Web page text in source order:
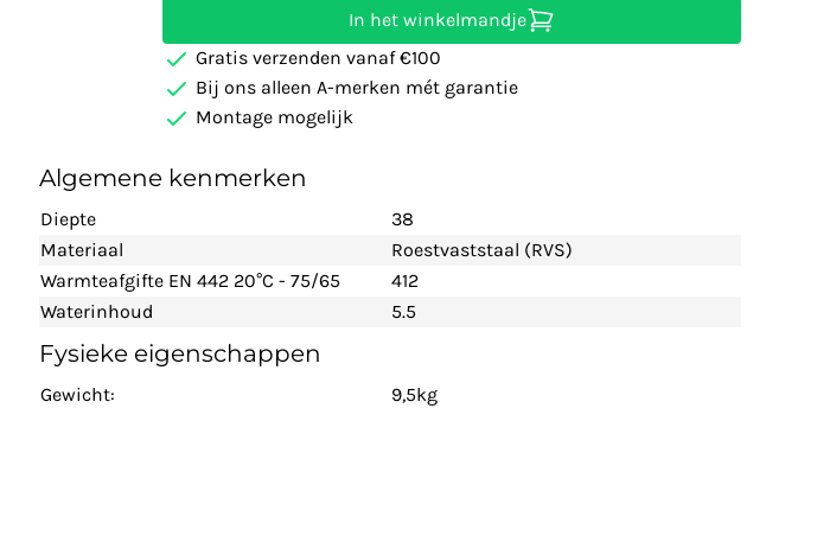
In het winkelmandje
Gratis verzenden vanaf €100
Bij ons alleen A-merken mét garantie
Montage mogelijk
Algemene kenmerken
Diepte
38
Materiaal
Roestvaststaal (RVS)
Warmteafgifte EN 442 20°C - 75/65
412
Waterinhoud
5.5
Fysieke eigenschappen
Gewicht: 9,5kg